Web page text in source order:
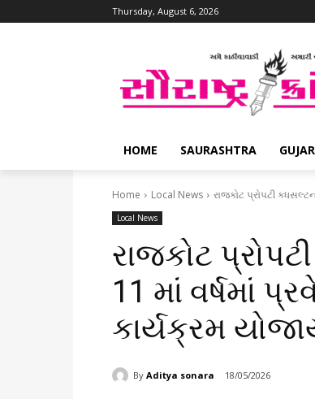
Thursday, August 6, 2026
HOME SAURASHTRA
Home Local News રાજકોટ પ્રોપટી
Local News
રાજકોટ
11 માં વર્ષમાં
કાર્યક્રમ
By Aditya sonara 18/05/2026